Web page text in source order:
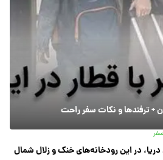
+ ترفندها و نکات سفر راحت
در این رودخانه‌های خنک و زلال شمال